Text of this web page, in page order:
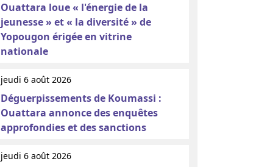
Ouattara loue « l'énergie de la
jeunesse » et « la diversité » de
Yopougon érigée en vitrine
nationale
jeudi 6 août 2026
Déguerpissements de Koumassi :
Ouattara annonce des enquêtes
approfondies et des sanctions
jeudi 6 août 2026